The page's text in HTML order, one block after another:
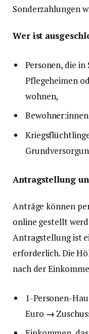
Sonderzahlungen
Wer ist
Personen, die
Pflegeheimen
wohnen,
Antragstellung
Anträge können
online gestellt
Antragstellung ist
erforderlich. Die
nach der
1-Personen-
Euro →